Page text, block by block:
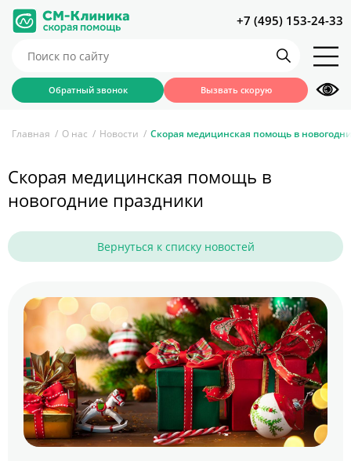
+7 (495) 153-24-33
Обратный звонок Вызвать скорую
Главная О нас Новости Скорая медицинская помощь в
Скорая медицинская помощь в
новогодние праздники
Вернуться к списку новостей